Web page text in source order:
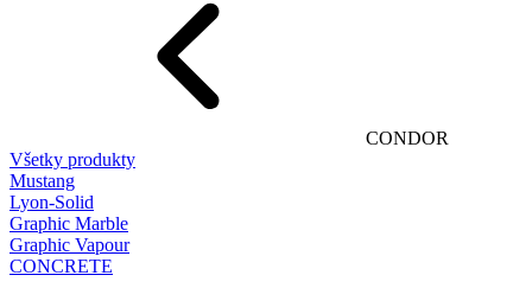
CONDOR
Všetky produkty
Mustang
Lyon-Solid
Graphic Marble
Graphic Vapour
CONCRETE